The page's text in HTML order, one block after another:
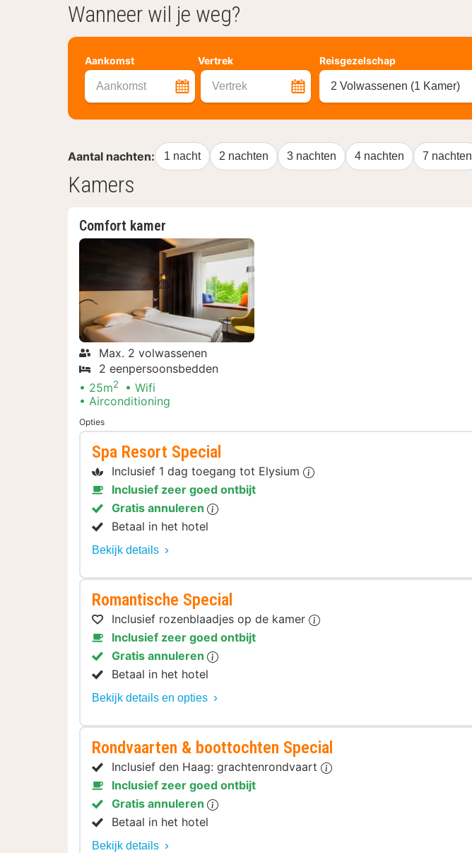
Wanneer wil je weg?
Aankomst Vertrek
Aankomst Vertrek
Reisgezelschap
2 Volwassenen (1 Kamer)
Aantal nachten: 1 nacht 2 nachten 3 nachten 4 nachten 7 nachten
Kamers
Comfort kamer
Max. 2 volwassenen
2 eenpersoonsbedden
25m2
Wifi
Airconditioning
Opties
Spa Resort Special
Inclusief 1 dag toegang tot Elysium
Inclusief zeer goed ontbijt
Gratis annuleren
Betaal in het hotel
Bekijk details
Romantische Special
Inclusief rozenblaadjes op de kamer
Inclusief zeer goed ontbijt
Gratis annuleren
Betaal in het hotel
Bekijk details en opties
Rondvaarten & boottochten Special
Inclusief den Haag: grachtenrondvaart
Inclusief zeer goed ontbijt
Gratis annuleren
Betaal in het hotel
Bekijk details